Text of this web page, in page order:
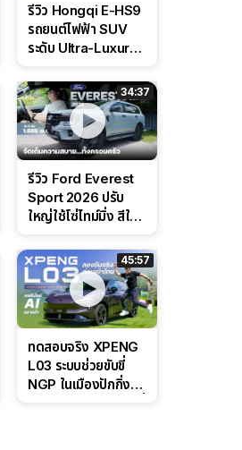
รีวิว Hongqi E-HS9
รถยนต์ไฟฟ้า SUV
ระดับ Ultra-Luxury
CDC นุ่มหนึบเหนือ
ระดับ
34:37
รีวิว Ford Everest
Sport 2026 ปรับ
ใหญ่ใช้โซ่ไทม์มิ่ง สีใหม่
ดุดันสไตล์ครอบครัว
สายลุย
45:57
ทดสอบจริง XPENG
L03 ระบบช่วยขับขี่
NGP ในเมืองปักกิ่ง